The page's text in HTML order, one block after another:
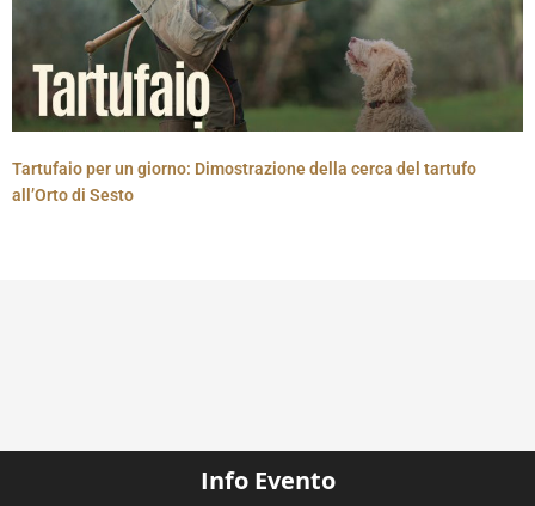
Tartufaio per un giorno: Dimostrazione della cerca del tartufo
all’Orto di Sesto
Info Evento